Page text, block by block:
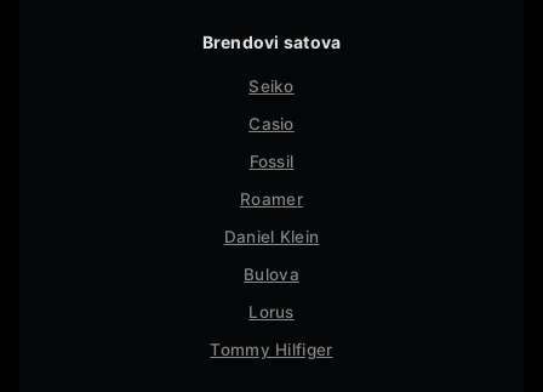
Brendovi satova
Seiko
Casio
Fossil
Roamer
Daniel Klein
Bulova
Lorus
Tommy Hilfiger